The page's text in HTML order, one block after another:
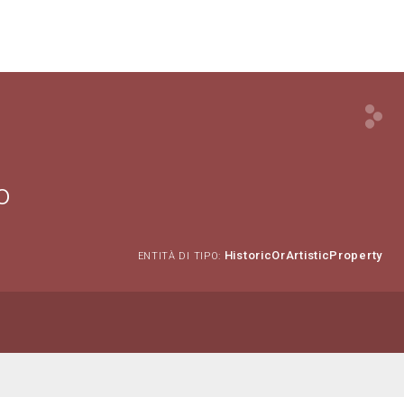
ENTITÀ DI TIPO: HistoricOrArtisticProperty